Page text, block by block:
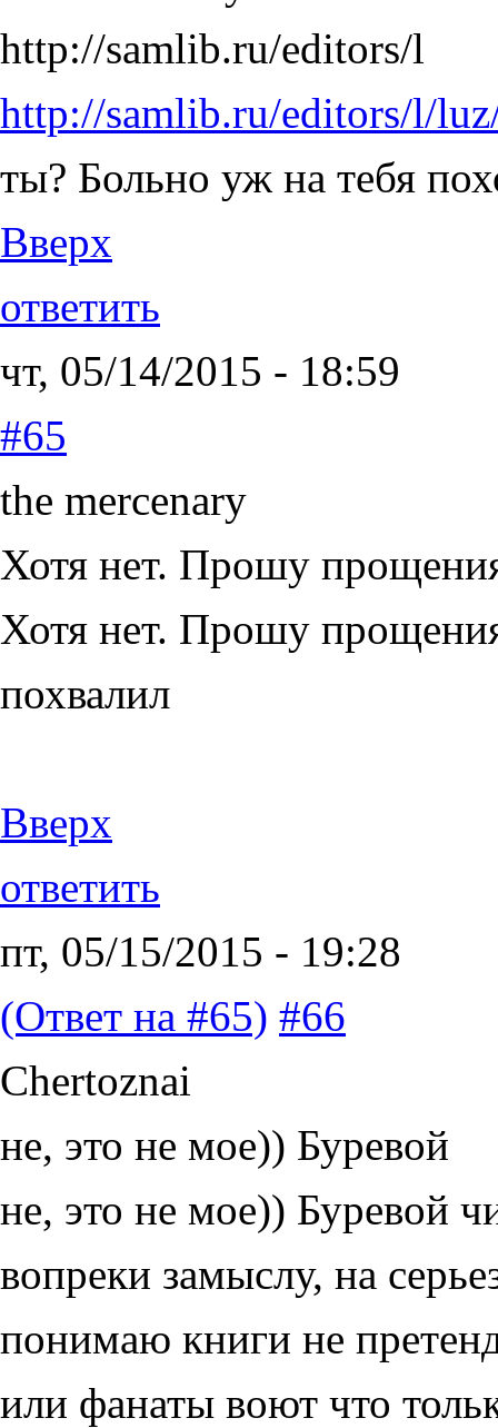
http://samlib.ru/editors/l
http://samlib.ru/editors/l/
ты? Больно уж на тебя
Вверх
ответить
чт, 05/14/2015 - 18:59
#65
the mercenary
Хотя нет. Прошу
Хотя нет. Прошу
похвалил
Вверх
ответить
пт, 05/15/2015 - 19:28
(Ответ на #65) #66
Chertoznai
не, это не мое)) Буревой
не, это не мое)) Буревой
вопреки замыслу, на
понимаю книги не
или фанаты воют что